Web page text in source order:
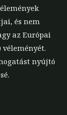
és nem
az Európai
véleményét.
nyújtó